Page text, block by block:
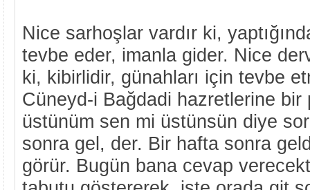
Nice sarhoşlar vardır ki,
tevbe eder, imanla gider. Nice
ki, kibirlidir, günahları için tevbe
Cüneyd-i Bağdadi hazretlerine bir
üstünüm sen mi üstünsün diye
sonra gel, der. Bir hafta sonra
görür. Bugün bana cevap